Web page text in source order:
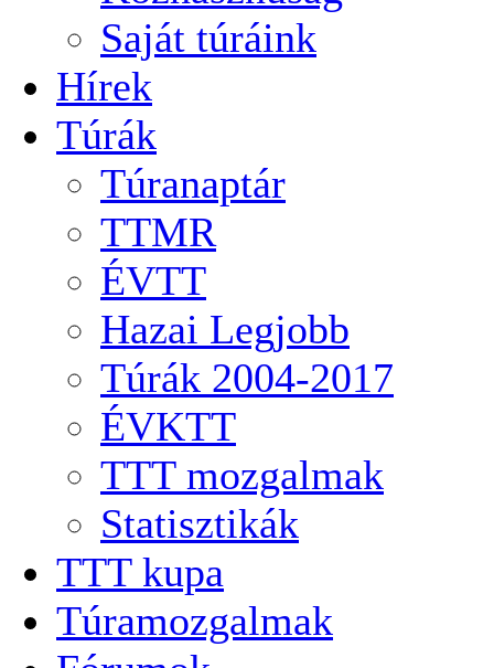
Saját túráink
Hírek
Túrák
Túranaptár
TTMR
ÉVTT
Hazai Legjobb
Túrák 2004-2017
ÉVKTT
TTT mozgalmak
Statisztikák
TTT kupa
Túramozgalmak